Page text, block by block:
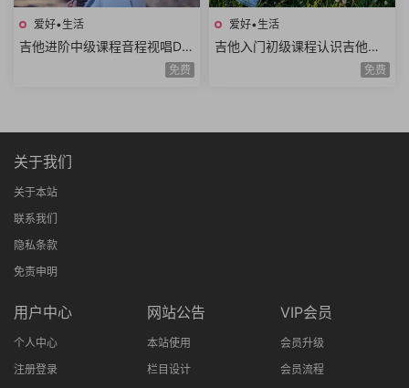
爱好•生活
吉他进阶中级课程音程视唱D调
和弦靠弦练习扫弦基础强五和
免费
爱好•生活
吉他入门初级课程认识吉他调
音调弦E调音阶弹唱练习基础乐
免费
关于我们
关于本站
联系我们
隐私条款
免责申明
用户中心
个人中心
注册登录
网站公告
本站使用
栏目设计
VIP会员
会员升级
会员流程